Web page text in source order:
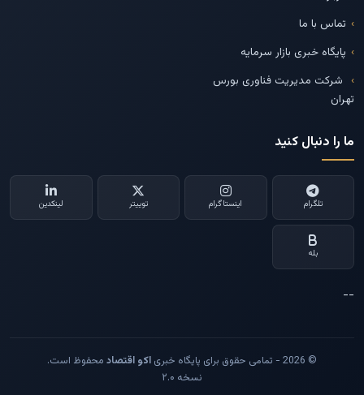
تماس با ما
پایگاه خبری بازار سرمایه
شرکت مدیریت فناوری بورس
تهران
ما را دنبال کنید
تلگرام اینستاگرام توییتر لینکدین
بله
--
© 2026 - تمامی حقوق برای پایگاه خبری اکو اقتصاد محفوظ است.
نسخه ۲.۰